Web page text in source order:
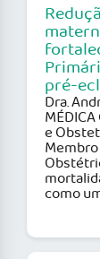
pré-
Dra.
e
como